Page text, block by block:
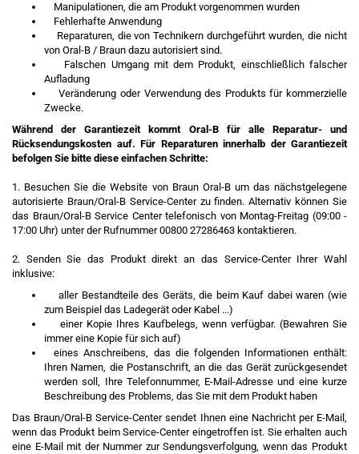
Manipulationen, die am Produkt vorgenommen wurden
Fehlerhafte Anwendung
Reparaturen, die von Technikern durchgeführt wurden, die nicht
von Oral-B / Braun dazu autorisiert sind.
Falschen Umgang mit dem Produkt, einschließlich falscher
Aufladung
Veränderung oder Verwendung des Produkts für kommerzielle
Zwecke.
Während der Garantiezeit kommt Oral-B für alle Reparatur- und
Rücksendungskosten auf. Für Reparaturen innerhalb der Garantiezeit
befolgen Sie bitte diese einfachen Schritte:
1. Besuchen Sie die Website von Braun Oral-B um das nächstgelegene
autorisierte Braun/Oral-B Service-Center zu finden. Alternativ können Sie
das Braun/Oral-B Service Center telefonisch von Montag-Freitag (09:00 -
17:00 Uhr) unter der Rufnummer 00800 27286463 kontaktieren.
2. Senden Sie das Produkt direkt an das Service-Center Ihrer Wahl
inklusive:
aller Bestandteile des Geräts, die beim Kauf dabei waren (wie
zum Beispiel das Ladegerät oder Kabel ...)
einer Kopie Ihres Kaufbelegs, wenn verfügbar. (Bewahren Sie
immer eine Kopie für sich auf)
eines Anschreibens, das die folgenden Informationen enthält:
Ihren Namen, die Postanschrift, an die das Gerät zurückgesendet
werden soll, Ihre Telefonnummer, E-Mail-Adresse und eine kurze
Beschreibung des Problems, das Sie mit dem Produkt haben
Das Braun/Oral-B Service-Center sendet Ihnen eine Nachricht per E-Mail,
wenn das Produkt beim Service-Center eingetroffen ist. Sie erhalten auch
eine E-Mail mit der Nummer zur Sendungsverfolgung, wenn das Produkt